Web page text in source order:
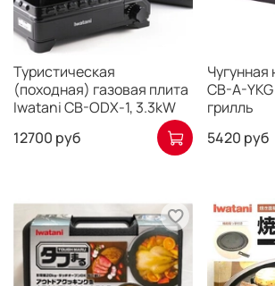
Туристическая
(походная) газовая плита
Iwatani CB-ODX-1, 3.3kW
12700 руб
CB-A-
грилль
5420 руб